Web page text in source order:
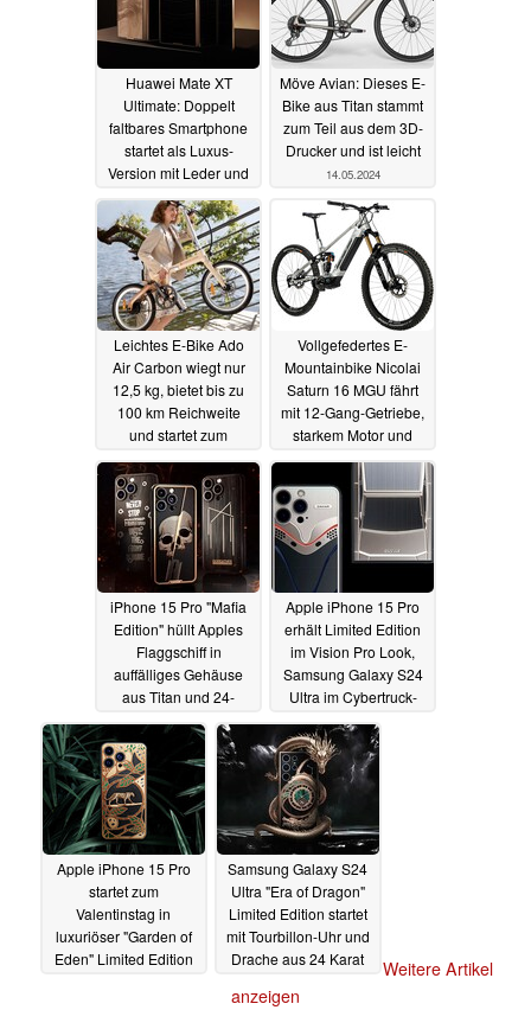
Huawei Mate XT
Ultimate: Doppelt
faltbares Smartphone
startet als Luxus-
Version mit Leder und
Gold29.09.2024
Möve Avian: Dieses E-
Bike aus Titan stammt
zum Teil aus dem 3D-
Drucker und ist leicht
14.05.2024
Leichtes E-Bike Ado
Air Carbon wiegt nur
12,5 kg, bietet bis zu
100 km Reichweite
und startet zum
Vorzugspreis06.05.2024
Vollgefedertes E-
Mountainbike Nicolai
Saturn 16 MGU fährt
mit 12-Gang-Getriebe,
starkem Motor und
riesigem Akku vor
03.05.2024
iPhone 15 Pro "Mafia
Edition" hüllt Apples
Flaggschiff in
auffälliges Gehäuse
aus Titan und 24-
Karat-Gold16.04.2024
Apple iPhone 15 Pro
erhält Limited Edition
im Vision Pro Look,
Samsung Galaxy S24
Ultra im Cybertruck-
Design13.03.2024
Apple iPhone 15 Pro
startet zum
Valentinstag in
luxuriöser "Garden of
Eden" Limited Edition
Samsung Galaxy S24
Ultra "Era of Dragon"
Limited Edition startet
mit Tourbillon-Uhr und
Drache aus 24 Karat
Weitere Artikel
anzeigen